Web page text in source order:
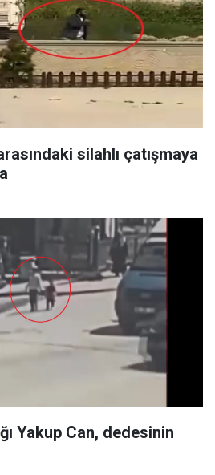
silahlı çatışmaya
Yakup Can, dedesinin